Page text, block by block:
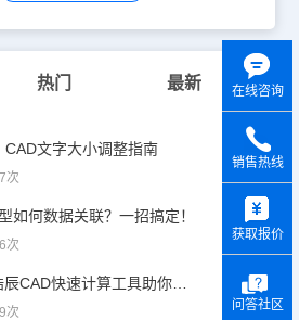
热门 最新
文字大小调整指南
次
如何数据关联？一招搞定！
次
告别繁琐计算，浩辰CAD快速计算工具助你一臂之力！
次
在线咨询
销售热线
获取报价
问答社区